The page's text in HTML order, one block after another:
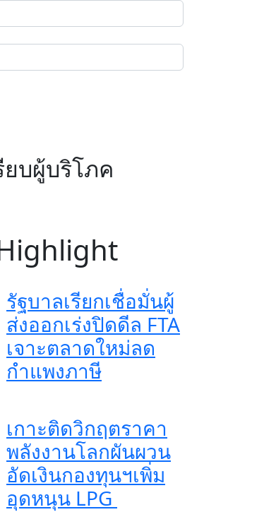
บผู้บริโภค
รัฐบาลเรียกเชื่อมั่นผู้
ส่งออกเร่งปิดดีล FTA
เจาะตลาดใหม่ลด
กำแพงภาษี
เกาะติดวิกฤตราคา
พลังงานโลกผันผวน
อัดเงินกองทุนฯเพิ่ม
อุดหนุน LPG